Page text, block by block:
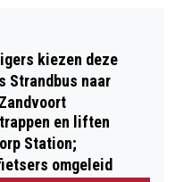
BIJ
VAN EN
kiezen deze
Strandbus naar
en liften
Station;
omgeleid